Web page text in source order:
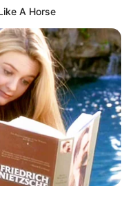
A Horse